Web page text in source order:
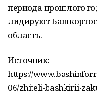
периода прошлого
лидируют
область.
Источник:
https://
06/zhiteli-bashkirii-